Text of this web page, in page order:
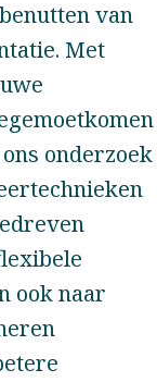
van
Met
onderzoek
ook naar